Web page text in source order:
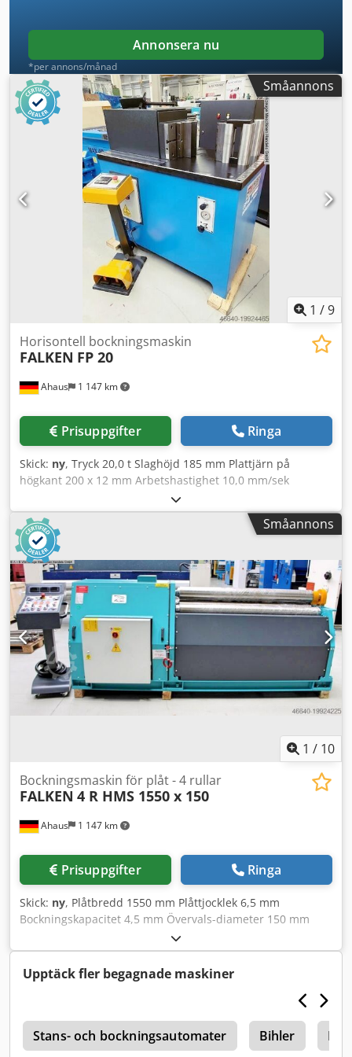
manuell materialanslag - frirörlig dubbel fotswitch -
Maskinen kan förflyttas med pallvagn/truck -
Bruksanvisning
Annonsera nu
*per annons/månad
Småannons
1 /9
Ahaus 1 147 km
Horisontell bockningsmaskin
FALKEN FP 20
Prisuppgifter Ringa
Skick: ny, Tryck 20,0 t Slaghöjd 185 mm Plattjärn på
högkant 200 x 12 mm Arbetshastighet 10,0 mm/sek
Returhastighet 10,0 mm/min Arbetshöjd 930 mm Bord: 480
x 1060 mm Total effektbehov 2,2 kW Motor 400 Volt 50 Hz
Oljevolym 12,0 liter Vikt 530 kg Mått L-B-H 1150 x 480 x
1400 mm Utrustning: - Elektrohydraulisk horisontell
bockningsmaskin - Stort, robust maskinbord i härdat stål
Cjdpfx Adjxabtvo Iorf - Maskin av härdat och slipat
smidestål - Digital display för slaginställning *
Programmering av 1x bockningsändpunkt och 1x
returpunkt möjlig - 1x verktygssats (1x bockstempel / 1x 1V-
matris) * Bockstempel: Vinkel 60°, bockningsradie: 5,0 mm
* Matris: Vinkel 60°, V-öppning: 63,0 mm - Steglös
inställning av bockningshastighet och presskraft - 1x
manuell materialanslag - Friflytande dubbel fotpedal -
Maskinen kan flyttas med pall- eller gaffeltruck -
Småannons
1 / 10
Ahaus 1 147 km
Bockningsmaskin för plåt - 4 rullar
FALKEN 4 R HMS 1550 x 150
Prisuppgifter Ringa
Skick: ny, Plåtbredd 1550 mm Plåttjocklek 6,5 mm
Bockningskapacitet 4,5 mm Övervals-diameter 150 mm
Sidovalsdiameter 130 mm Undervals-diameter 150 mm
Max. avstånd övervals till undervals 20,0 mm Totalt
effektbehov 2,2 + 1,5 kW Maskinvikt ca 2370 kg Mått L-B-H
3300 x 1150 x 1110 mm Utställningsmaskin – NY Aldrig
Elektrohydraulisk 4-vals rundbockningsmaskin * med
driven över- och undervals * robust svetsad konstruktion -
Användningsområde: * lätt till tung plåtbearbetning
Upptäck fler begagnade maskiner
Stans- och bockningsautomater Bihler